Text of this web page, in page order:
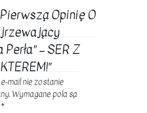
Opinię O
– SER Z
mail nie zostanie
Wymagane pola są
*